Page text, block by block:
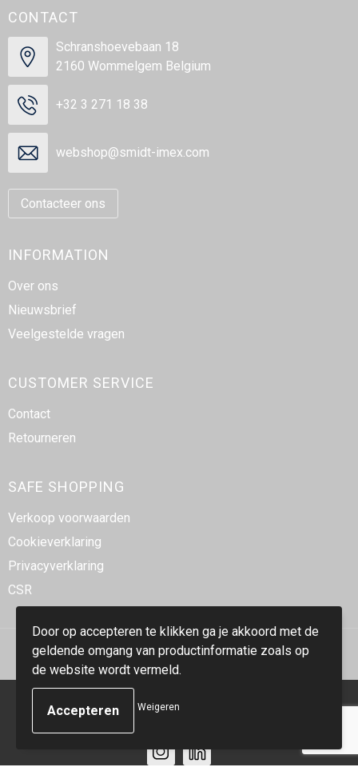
CONTACT
Schranshoevebaan 18
2160 Wommelgem Belgium
+32 3 271 18 38
webshop@smidt-imex.com
Contacteer ons
INFORMATION
Over ons
Nieuwsbrief
Veelgestelde vragen
CUSTOMER SERVICE
Contact
Retourneren
SAFE SHOPPING
Verkoop voorwaarden
Cookieverklaring
Privacyverklaring
CSR
© Copyright Smidt-Imex 2023
Door op accepteren te klikken ga je akkoord met de
geldende omgang van productinformatie zoals op
de website wordt vermeld.
Weigeren